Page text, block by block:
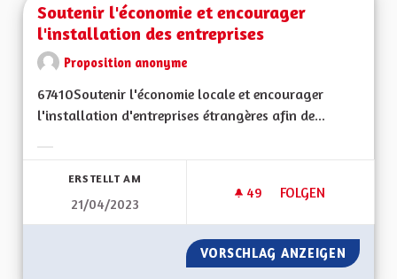
Soutenir l'économie et encourager
l'installation des entreprises
Proposition anonyme
67410Soutenir l'économie locale et encourager
l'installation d'entreprises étrangères afin de...
ERSTELLT AM
21/04/2023
49 49 FOLLOWER
FOLGEN
VORSCHLAG ANZEIGEN